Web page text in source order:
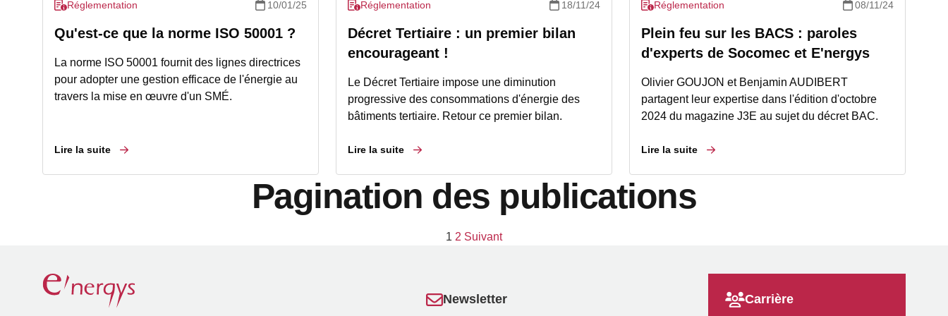
Réglementation 10/01/25
Qu'est-ce que la norme ISO 50001 ?
La norme ISO 50001 fournit des lignes directrices
pour adopter une gestion efficace de l'énergie au
travers la mise en œuvre d'un SMÉ.
Lire la suite
Réglementation 18/11/24
Décret Tertiaire : un premier bilan
encourageant !
Le Décret Tertiaire impose une diminution
progressive des consommations d'énergie des
bâtiments tertiaire. Retour ce premier bilan.
Lire la suite
Réglementation 08/11/24
Plein feu sur les BACS : paroles
d'experts de Socomec et E'nergys
Olivier GOUJON et Benjamin AUDIBERT
partagent leur expertise dans l'édition d'octobre
2024 du magazine J3E au sujet du décret BAC.
Lire la suite
Pagination des publications
1 2 Suivant
Newsletter Carrière